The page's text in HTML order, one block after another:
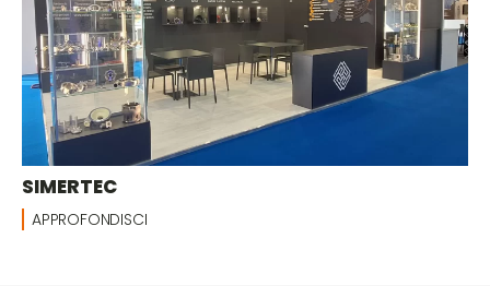
SIMERTEC
APPROFONDISCI